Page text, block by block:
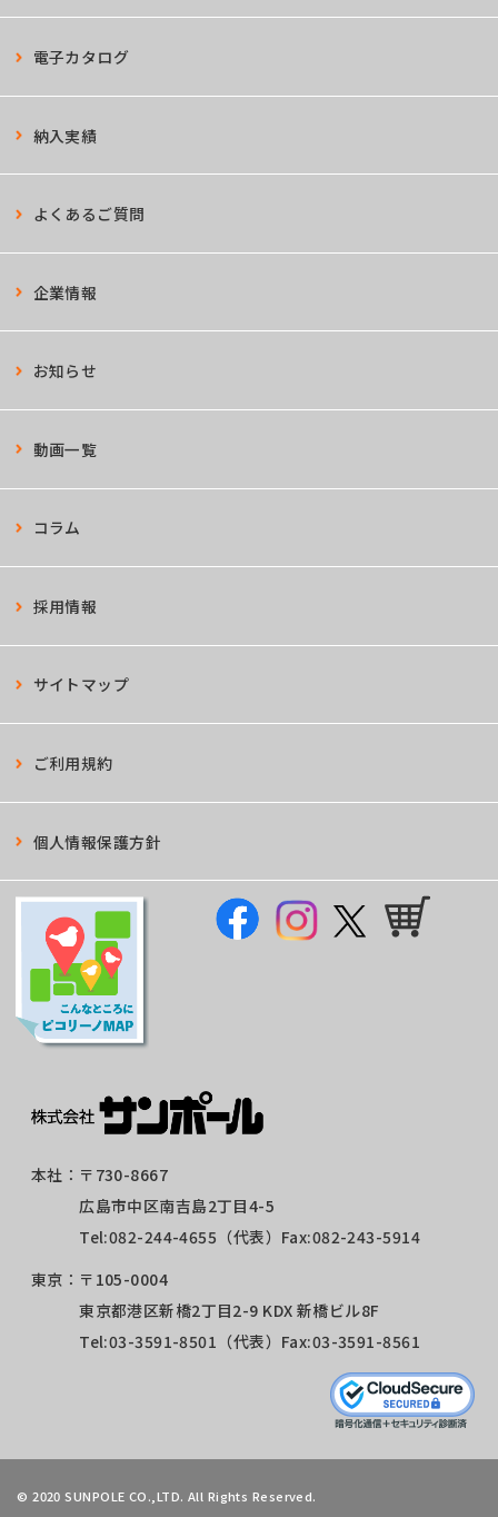
電子カタログ
納入実績
よくあるご質問
企業情報
お知らせ
動画一覧
コラム
採用情報
サイトマップ
ご利用規約
個人情報保護方針
本社： 〒730-8667
広島市中区南吉島2丁目4-5
Tel:082-244-4655 （代表）Fax:082-243-5914
東京： 〒105-0004
東京都港区新橋2丁目2-9 KDX 新橋ビル8F
Tel:03-3591-8501 （代表）Fax:03-3591-8561
©2020 SUNPOLE CO.,LTD. All Rights Reserved.